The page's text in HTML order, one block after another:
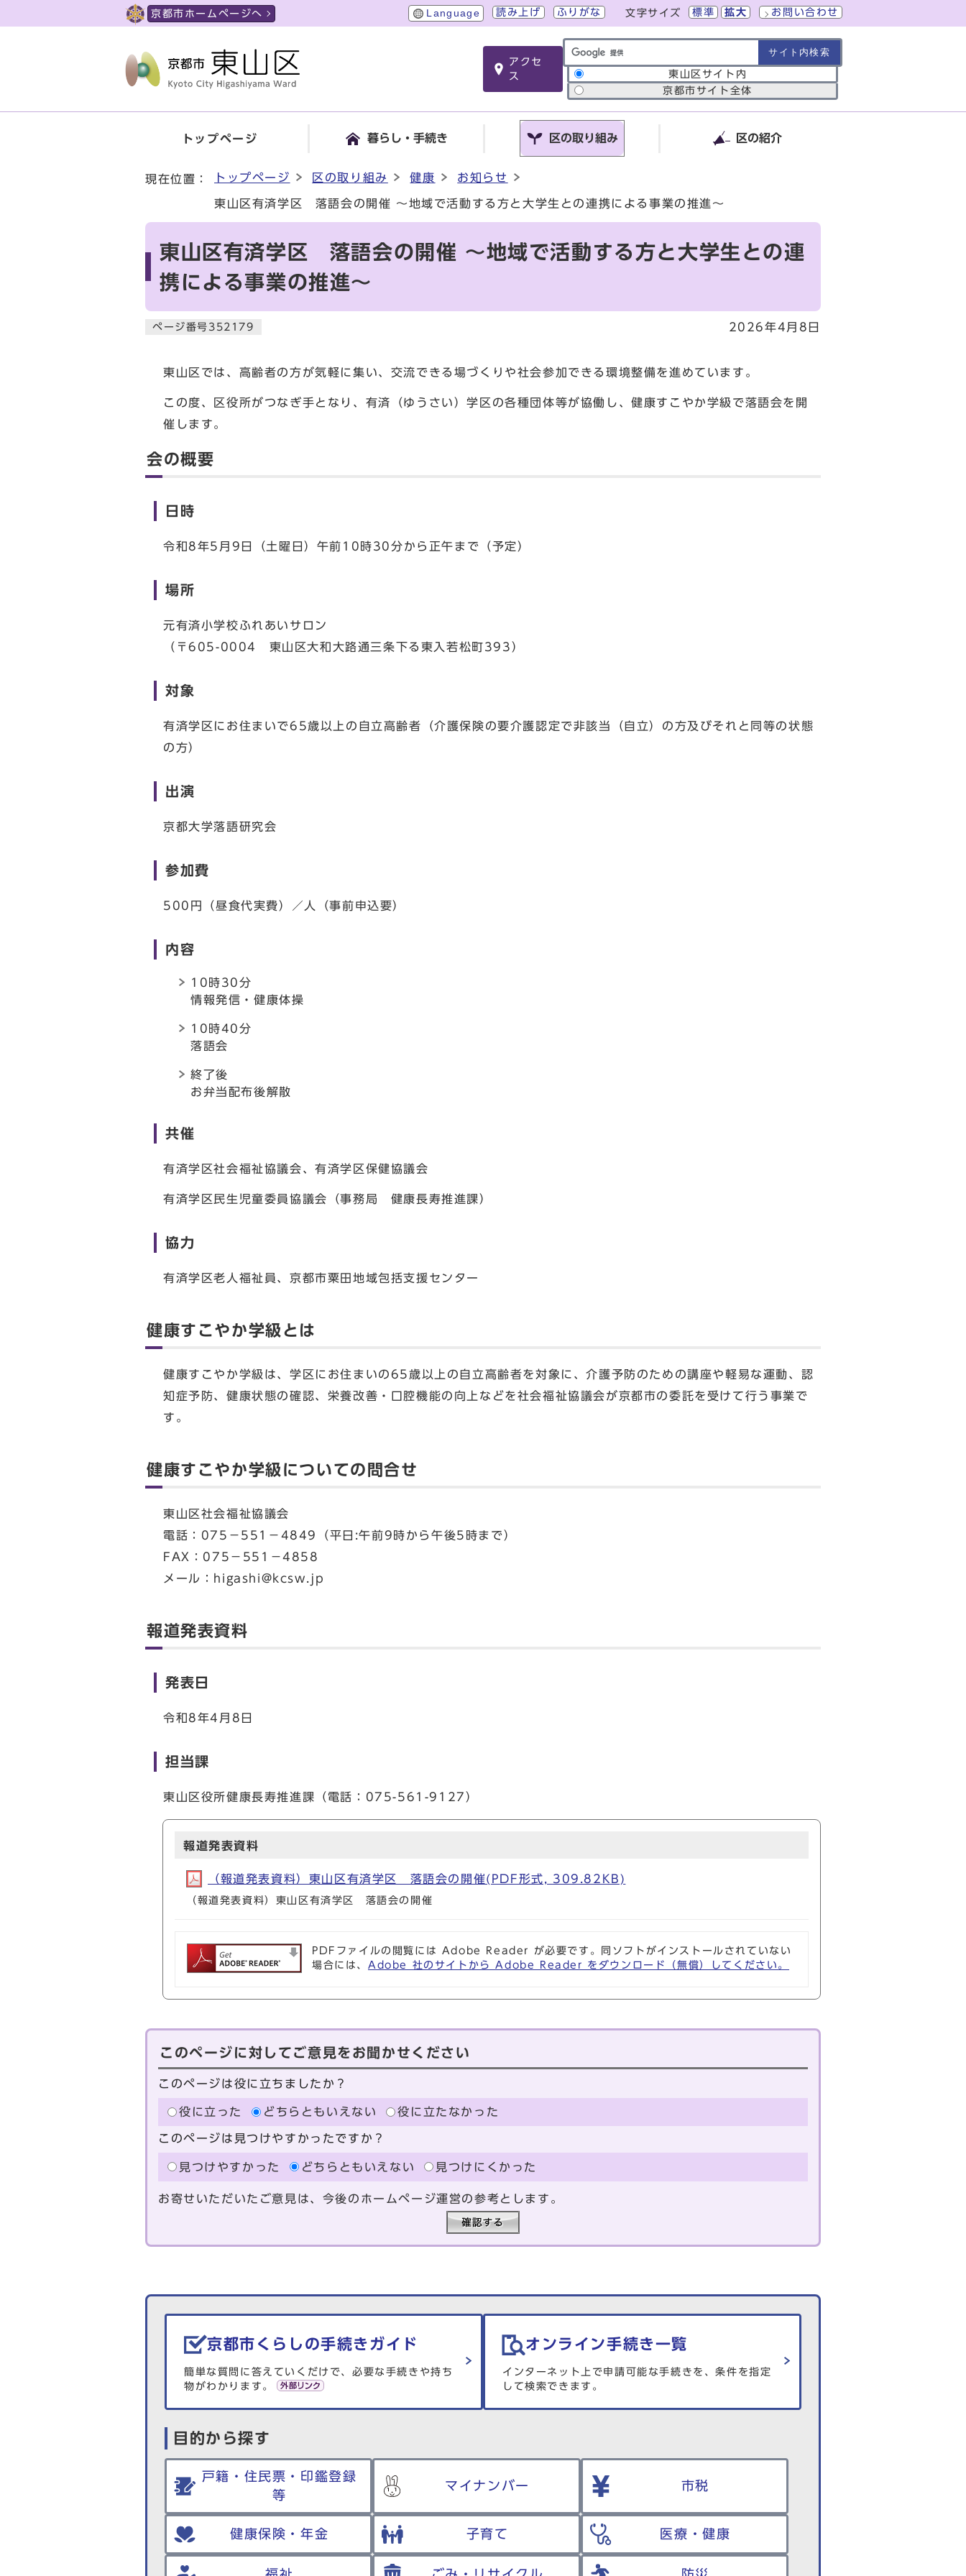
京都市ホームページへ Language 読み上げ ふりがな 文字サイズ 標準 拡大 お問い合わせ
アクセ
ス
サイト内検索の範囲 東山区サイト内
京都市サイト全体
トップページ 暮らし・手続き 区の取り組み 区の紹介
現在位置： トップページ 区の取り組み 健康 お知らせ
東山区有済学区 落語会の開催 ～地域で活動する方と大学生との連携による事業の推進～
東山区有済学区 落語会の開催 ～地域で活動する方と大学生との連
携による事業の推進～
ページ番号352179 2026年4月8日
東山区では、高齢者の方が気軽に集い、交流できる場づくりや社会参加できる環境整備を進めています。
この度、区役所がつなぎ手となり、有済（ゆうさい）学区の各種団体等が協働し、健康すこやか学級で落語会を開
催します。
会の概要
日時
令和8年5月9日（土曜日）午前10時30分から正午まで（予定）
場所
元有済小学校ふれあいサロン
（〒605-0004 東山区大和大路通三条下る東入若松町393）
対象
有済学区にお住まいで65歳以上の自立高齢者（介護保険の要介護認定で非該当（自立）の方及びそれと同等の状態
の方）
出演
京都大学落語研究会
参加費
500円（昼食代実費）／人（事前申込要）
内容
10時30分
情報発信・健康体操
10時40分
落語会
終了後
お弁当配布後解散
共催
有済学区社会福祉協議会、有済学区保健協議会
有済学区民生児童委員協議会（事務局 健康長寿推進課）
協力
有済学区老人福祉員、京都市粟田地域包括支援センター
健康すこやか学級とは
健康すこやか学級は、学区にお住まいの65歳以上の自立高齢者を対象に、介護予防のための講座や軽易な運動、認
知症予防、健康状態の確認、栄養改善・口腔機能の向上などを社会福祉協議会が京都市の委託を受けて行う事業で
す。
健康すこやか学級についての問合せ
東山区社会福祉協議会
電話：075－551－4849（平日:午前9時から午後5時まで）
FAX：075－551－4858
メール： higashi@kcsw.jp
報道発表資料
発表日
令和8年4月8日
担当課
東山区役所健康長寿推進課（電話：075-561-9127）
報道発表資料
（報道発表資料）東山区有済学区 落語会の開催(PDF形式, 309.82KB)
（報道発表資料）東山区有済学区 落語会の開催
PDFファイルの閲覧には Adobe Reader が必要です。同ソフトがインストールされていない
場合には、 Adobe 社のサイトから Adobe Reader をダウンロード（無償）してください。
このページに対してご意見をお聞かせください
このページは役に立ちましたか？
役に立った どちらともいえない 役に立たなかった
このページは見つけやすかったですか？
見つけやすかった どちらともいえない 見つけにくかった
お寄せいただいたご意見は、今後のホームページ運営の参考とします。
生活情報を探す
京都市くらしの手続きガイド
簡単な質問に答えていくだけで、必要な手続きや持ち
物がわかります。
オンライン手続き一覧
インターネット上で申請可能な手続きを、条件を指定
して検索できます。
目的から探す
戸籍・住民票・印鑑登録
等
マイナンバー 市税
健康保険・年金 子育て 医療・健康